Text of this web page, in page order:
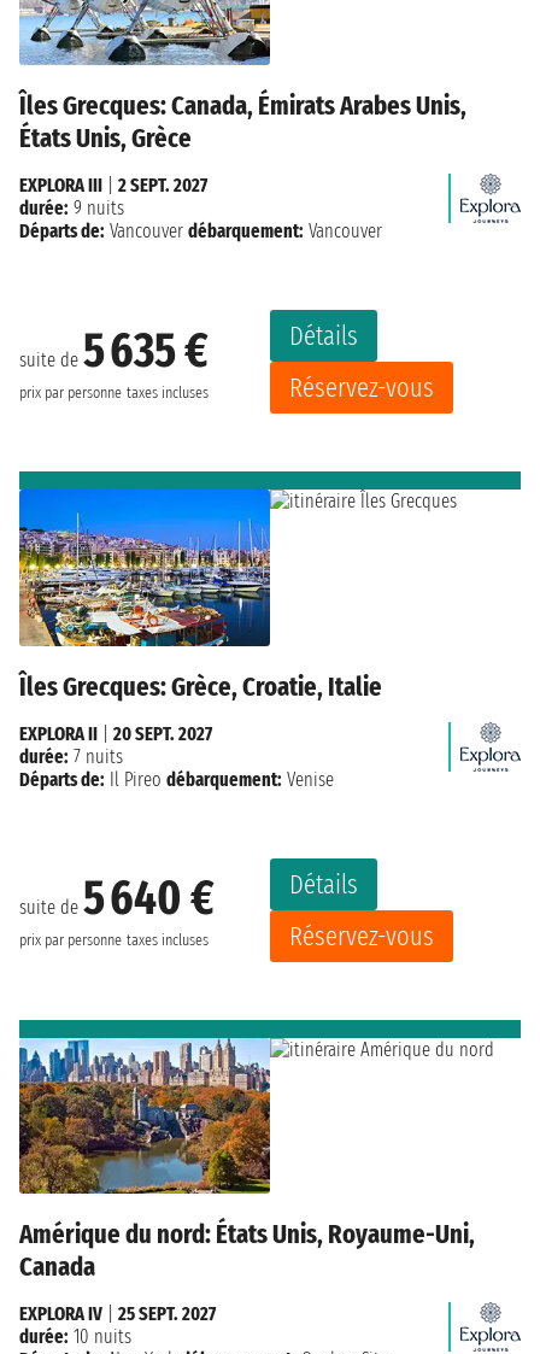
Îles Grecques: Canada, Émirats Arabes Unis,
États Unis, Grèce
suite de 5 635 €
prix par personne taxes incluses
Détails
Réservez-vous
EXPLORA III
2 SEPT. 2027
durée: 9 nuits
Départs de: Vancouver débarquement: Vancouver
Îles Grecques: Grèce, Croatie, Italie
suite de 5 640 €
prix par personne taxes incluses
Détails
Réservez-vous
EXPLORA II
20 SEPT. 2027
durée: 7 nuits
Départs de: Il Pireo débarquement: Venise
Amérique du nord: États Unis, Royaume-Uni,
Canada
EXPLORA IV
25 SEPT. 2027
durée: 10 nuits